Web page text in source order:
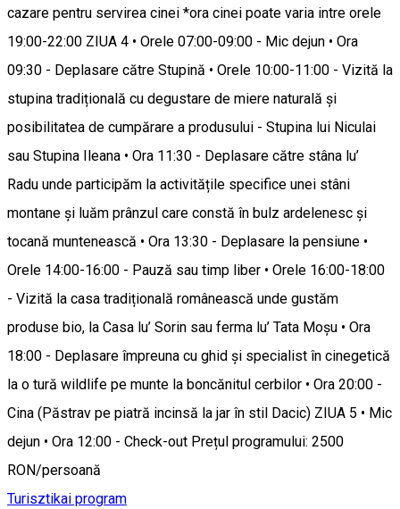
cazare pentru servirea cinei *ora cinei poate varia intre orele
19:00-22:00 ZIUA 4 • Orele 07:00-09:00 - Mic dejun • Ora
09:30 - Deplasare către Stupină • Orele 10:00-11:00 - Vizită la
stupina tradițională cu degustare de miere naturală și
posibilitatea de cumpărare a produsului - Stupina lui Niculai
sau Stupina Ileana • Ora 11:30 - Deplasare către stâna lu’
Radu unde participăm la activitățile specifice unei stâni
montane și luăm prânzul care constă în bulz ardelenesc și
tocană muntenească • Ora 13:30 - Deplasare la pensiune •
Orele 14:00-16:00 - Pauză sau timp liber • Orele 16:00-18:00
- Vizită la casa tradițională românească unde gustăm
produse bio, la Casa lu’ Sorin sau ferma lu’ Tata Moșu • Ora
18:00 - Deplasare împreuna cu ghid și specialist în cinegetică
la o tură wildlife pe munte la boncănitul cerbilor • Ora 20:00 -
Cina (Păstrav pe piatră incinsă la jar în stil Dacic) ZIUA 5 • Mic
dejun • Ora 12:00 - Check-out Prețul programului: 2500
RON/persoană
Turisztikai program